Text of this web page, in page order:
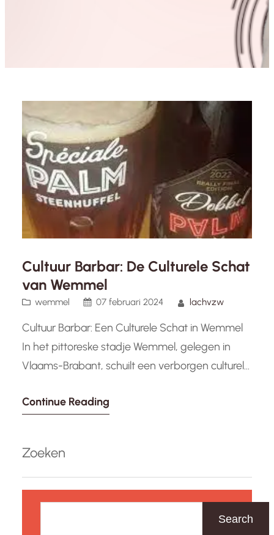
Cultuur Barbar: De Culturele Schat
van Wemmel
wemmel 07 februari 2024 lachvzw
Cultuur Barbar: Een Culturele Schat in Wemmel
In het pittoreske stadje Wemmel, gelegen in
Vlaams-Brabant, schuilt een verborgen culturele
dynamische culturele centrum biedt een breed
een plek waar kunstenaars, performers en
cultuurliefhebbers samenkomen om te
Continue Reading
Zoeken
Search